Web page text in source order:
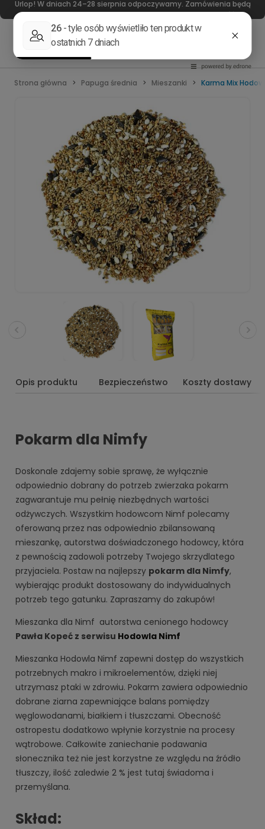
Urlop! W dniach 24–28 sierpnia odpoczywamy. Zamówienia będą
realizowane od 31 sierpnia. Dziękujemy za wyrozumiałość!
Strona główna Papuga średnia Mieszanki Karma Mix
Opis produktu Bezpieczeństwo Koszty dostawy
Pokarm dla Nimfy
Doskonale zdajemy sobie sprawę, że wyłącznie
odpowiednio dobrany do potrzeb zwierzaka pokarm
zagwarantuje mu pełnię niezbędnych wartości
odżywczych. Wszystkim hodowcom Nimf polecamy
oferowaną przez nas odpowiednio zbilansowaną
mieszankę, autorstwa doświadczonego hodowcy, która
z pewnością zadowoli potrzeby Twojego skrzydlatego
przyjaciela. Postaw na najlepszy pokarm dla Nimfy,
wybierając produkt dostosowany do indywidualnych
potrzeb tego gatunku. Zapraszamy do zakupów!
Mieszanka dla Nimf autorstwa cenionego hodowcy
Pawła Kopeć z serwisu Hodowla Nimf
Mieszanka Hodowla Nimf zapewni dostęp do wszystkich
potrzebnych makro i mikroelementów, dzięki niej
utrzymasz ptaki w zdrowiu. Pokarm zawiera odpowiednio
dobrane ziarna zapewniające balans pomiędzy
węglowodanami, białkiem i tłuszczami. Obecność
ostropestu dodatkowo wpłynie korzystnie na procesy
wątrobowe. Całkowite zaniechanie podawania
słonecznika też nie jest korzystne ze względu na źródło
tłuszczy, ilość zaledwie 2 % jest tutaj świadoma i
przemyślana.
Skład: